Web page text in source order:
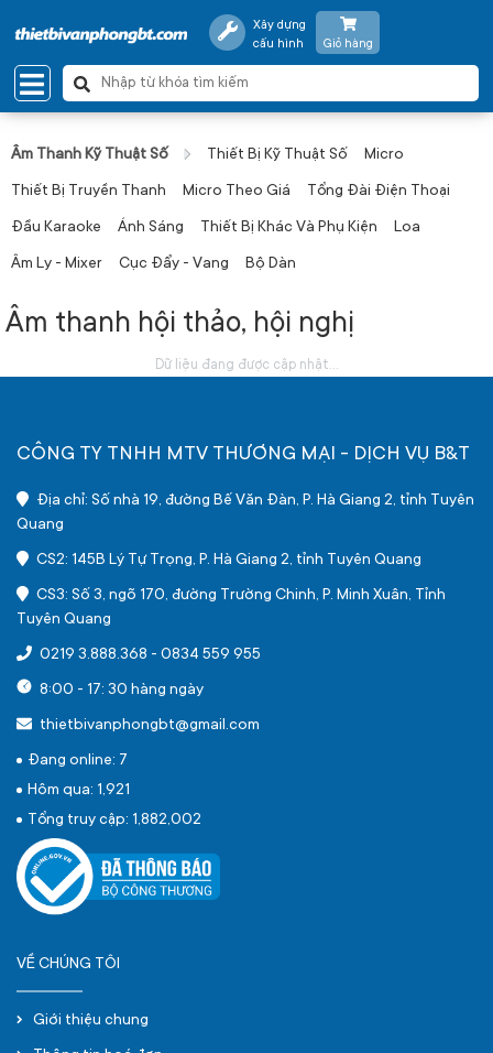
Xây dựng
cấu hình
Giỏ hàng
Âm Thanh Kỹ Thuật Số Thiết Bị Kỹ Thuật Số Micro
Thiết Bị Truyền Thanh Micro Theo Giá Tổng Đài Điện Thoại
Đầu Karaoke Ánh Sáng Thiết Bị Khác Và Phụ Kiện Loa
Âm Ly - Mixer Cục Đẩy - Vang Bộ Dàn
Âm thanh hội thảo, hội nghị
Dữ liệu đang được cập nhật...
CÔNG TY TNHH MTV THƯƠNG MẠI - DỊCH VỤ B&T
Địa chỉ: Số nhà 19, đường Bế Văn Đàn, P. Hà Giang 2, tỉnh Tuyên
Quang
CS2: 145B Lý Tự Trọng, P. Hà Giang 2, tỉnh Tuyên Quang
CS3: Số 3, ngõ 170, đường Trường Chinh, P. Minh Xuân, Tỉnh
Tuyên Quang
0219 3.888.368 - 0834 559 955
8:00 - 17: 30 hàng ngày
thietbivanphongbt@gmail.com
Đang online: 7
Hôm qua: 1,921
Tổng truy cập: 1,882,002
VỀ CHÚNG TÔI
Giới thiệu chung